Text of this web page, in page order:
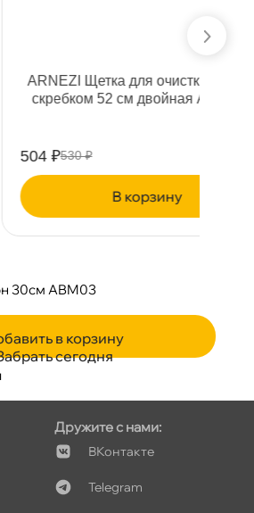
для очистки снега со
52 см двойная A0401032
корзину
30см ABM03
в корзину
сегодня
Дружите с нами:
Контакте
Telegram